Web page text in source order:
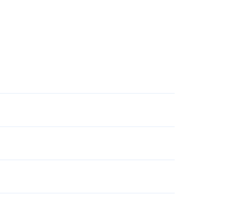
dengan mengisinya dengan cairan! Gambar
kegembiraan ke dalam gelas dan